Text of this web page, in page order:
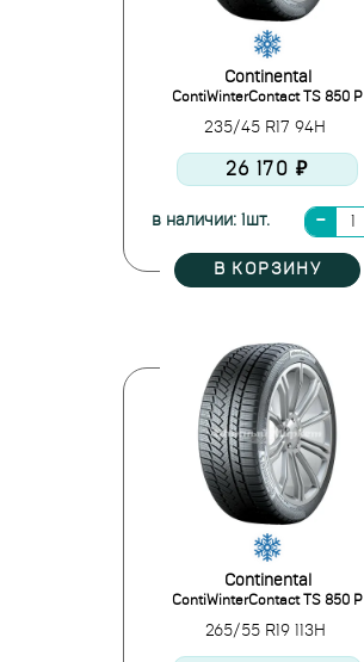
Continental
ContiWinterContact TS 850 P
235/45 R17 94H
26 170 ₽
в наличии: 1шт.
В КОРЗИНУ
Continental
ContiWinterContact TS 850 P
265/55 R19 113H